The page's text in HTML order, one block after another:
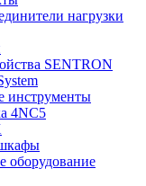
нагрузки
SENTRON
инструменты
4NC5
оборудование